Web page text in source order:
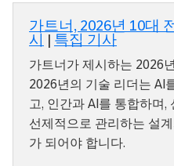
가트너, 2026년 10대
시
| 특집 기사
가트너가 제시하는 2026
2026년의 기술 리더는 AI
고, 인간과 AI를 통합하며,
선제적으로 관리하는 설
가 되어야 합니다.